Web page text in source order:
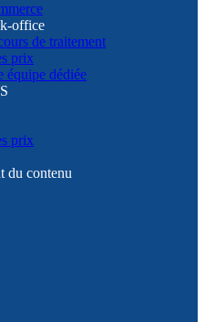
office
de traitement
prix
équipe dédiée
prix
du contenu